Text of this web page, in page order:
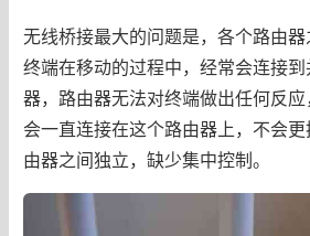
无线桥接最大的问题是，各个路由器
终端在移动的过程中，经常会连接
器，路由器无法对终端做出任何反
会一直连接在这个路由器上，不会
由器之间独立，缺少集中控制。